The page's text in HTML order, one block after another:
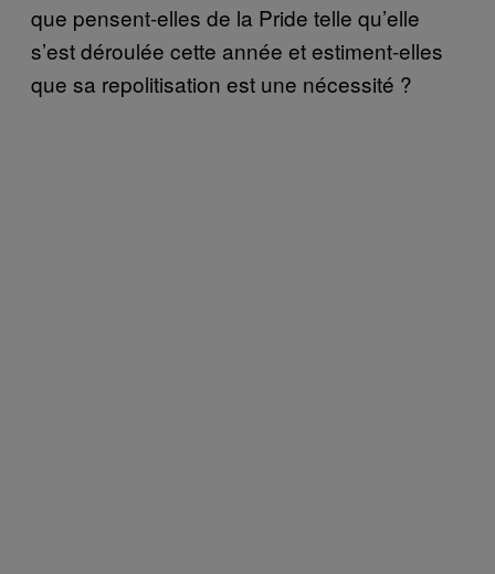
que pensent-elles de la Pride telle qu’elle
s’est déroulée cette année et estiment-elles
que sa repolitisation est une nécessité ?